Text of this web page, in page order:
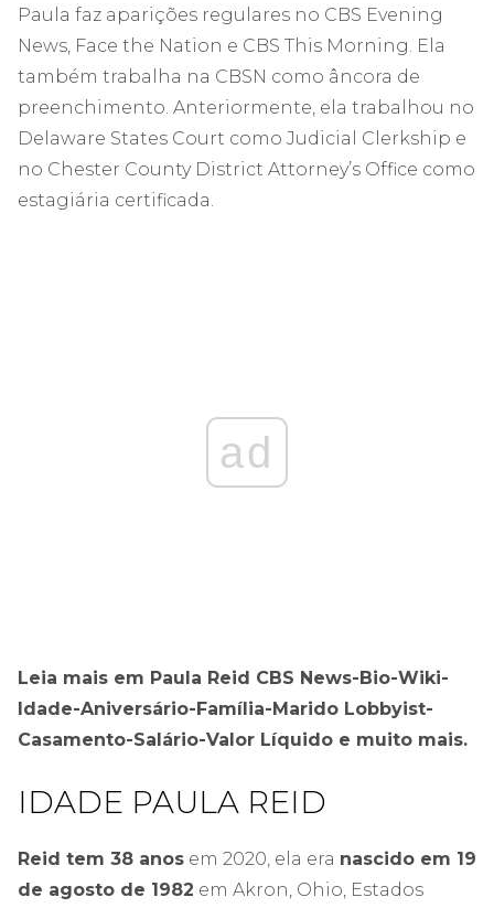
Paula faz aparições regulares no CBS Evening
News, Face the Nation e CBS This Morning. Ela
também trabalha na CBSN como âncora de
preenchimento. Anteriormente, ela trabalhou no
Delaware States Court como Judicial Clerkship e
no Chester County District Attorney’s Office como
estagiária certificada.
ad
Leia mais em Paula Reid CBS News-Bio-Wiki-
Idade-Aniversário-Família-Marido Lobbyist-
Casamento-Salário-Valor Líquido e muito mais.
IDADE PAULA REID
Reid tem 38 anos em 2020, ela era nascido em 19
de agosto de 1982 em Akron, Ohio, Estados